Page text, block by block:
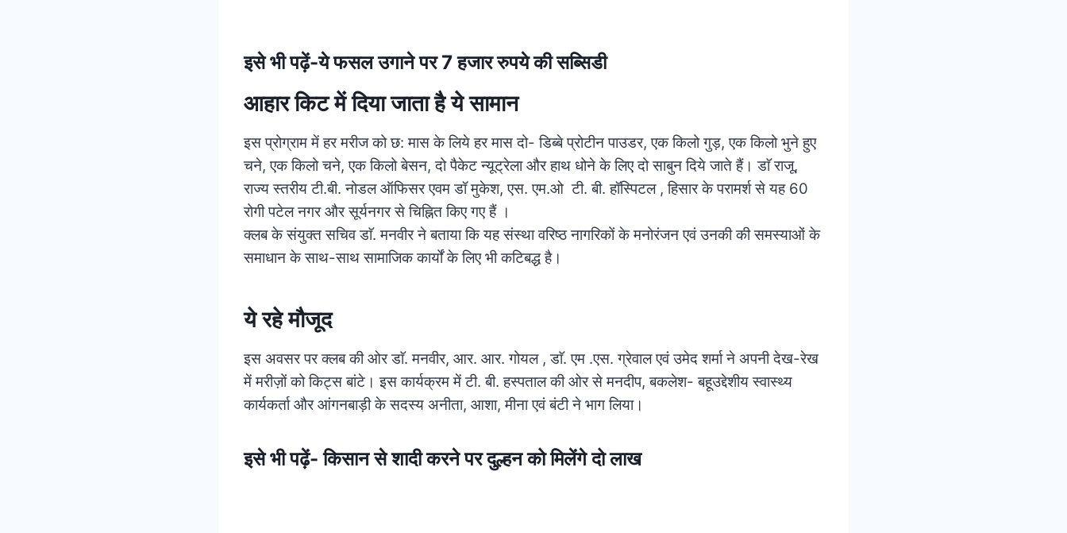
इसे भी पढ़ें-ये फसल उगाने पर 7 हजार रुपये की सब्सिडी
आहार किट में दिया जाता है ये सामान
इस प्रोग्राम में हर मरीजको छ: मास के लिये हर मास दो- डिब्बे प्रोटीन पाउडर, एक किलो गुड़, एक किलो भुने हुए
चने, एक किलो चने, एक किलो बेसन, दो पैकेट न्यूट्रेला और हाथ धोने के लिए दो साबुन दिये जाते हैं।डाॅ राजू,
राज्य स्तरीय टी.बी. नोडल ऑफिसर एवम डॉ मुकेश, एस. एम.ओ टी. बी. हॉस्पिटल , हिसार के परामर्श से यह 60
रोगी पटेल नगर और सूर्यनगर से चिह्नित किए गए हैं ।
क्लब के संयुक्त सचिव डाॅ. मनवीर ने बताया कि यह संस्था वरिष्ठ नागरिकों के मनोरंजन एवं उनकी की समस्याओं के
समाधान के साथ-साथ सामाजिक कार्यों के लिए भी कटिबद्ध है।
ये रहे मौजूद
इस अवसर पर क्लब की ओर डाॅ. मनवीर, आर. आर. गोयल , डाॅ. एम .एस. ग्रेवाल एवं उमेद शर्मा ने अपनी देख-रेख
में मरीज़ों को किट्स बांटे।इस कार्यक्रम में टी. बी. हस्पताल की ओर से मनदीप, बकलेश- बहूउद्देशीय स्वास्थ्य
कार्यकर्ता और आंगनबाड़ी के सदस्य अनीता, आशा, मीना एवं बंटी ने भाग लिया।
इसे भी पढ़ें-किसान से शादी करने पर दुल्हन को मिलेंगे दो लाख